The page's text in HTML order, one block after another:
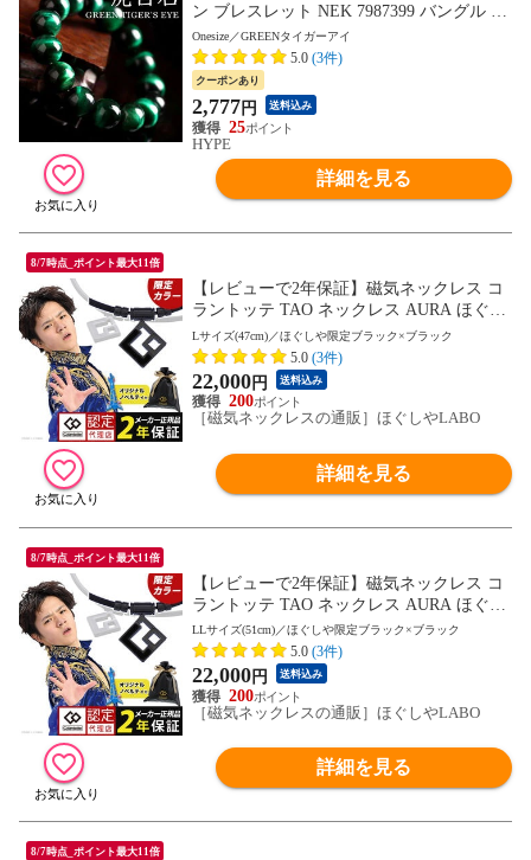
ン ブレスレット NEK 7987399 バングル メ
ンズ レディース 虎目石 アクセサリー 金運
財運 仕事運 恋愛 結婚 家庭円満 癒し 幸運
成功運 勝負運 家族運(Onesize,GREENタイ
ガーアイ)
Onesize／GREENタイガーアイ
5.0 (3件)
クーポンあり
2,777 円 送料込み
25
HYPE
詳細を見る
8/7時点_ポイント最大11倍
【レビューで2年保証】磁気ネックレス コ
ラントッテ TAO ネックレス AURA ほぐし
や限定ブラック×ブラック
Lサイズ(47cm)／ほぐしや限定ブラック×ブラック
5.0 (3件)
22,000円 送料込み
200
［磁気ネックレスの通販］ほぐしやLABO
詳細を見る
8/7時点_ポイント最大11倍
【レビューで2年保証】磁気ネックレス コ
ラントッテ TAO ネックレス AURA ほぐし
や限定ブラック×ブラック
LLサイズ(51cm)／ほぐしや限定ブラック×ブラック
5.0 (3件)
22,000円 送料込み
200
［磁気ネックレスの通販］ほぐしやLABO
詳細を見る
8/7時点_ポイント最大11倍